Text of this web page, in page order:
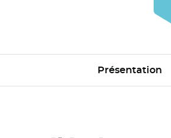
Présentation